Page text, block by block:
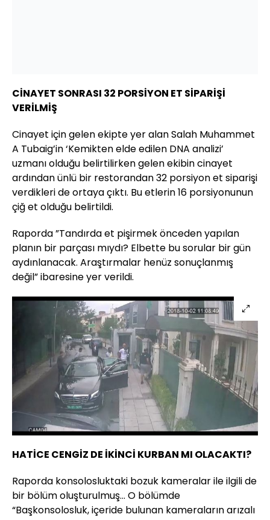
CİNAYET SONRASI 32 PORSİYON ET SİPARİŞİ
VERİLMİŞ
Cinayet için gelen ekipte yer alan Salah Muhammet
A Tubaig’in ‘Kemikten elde edilen DNA analizi’
uzmanı olduğu belirtilirken gelen ekibin cinayet
ardından ünlü bir restorandan 32 porsiyon et siparişi
verdikleri de ortaya çıktı. Bu etlerin 16 porsiyonunun
çiğ et olduğu belirtildi.
Raporda ”Tandırda et pişirmek önceden yapılan
planın bir parçası mıydı? Elbette bu sorular bir gün
aydınlanacak. Araştırmalar henüz sonuçlanmış
değil” ibaresine yer verildi.
HATİCE CENGİZ DE İKİNCİ KURBAN MI OLACAKTI?
Raporda konsolosluktaki bozuk kameralar ile ilgili de
bir bölüm oluşturulmuş... O bölümde
“Başkonsolosluk, içeride bulunan kameraların arızalı